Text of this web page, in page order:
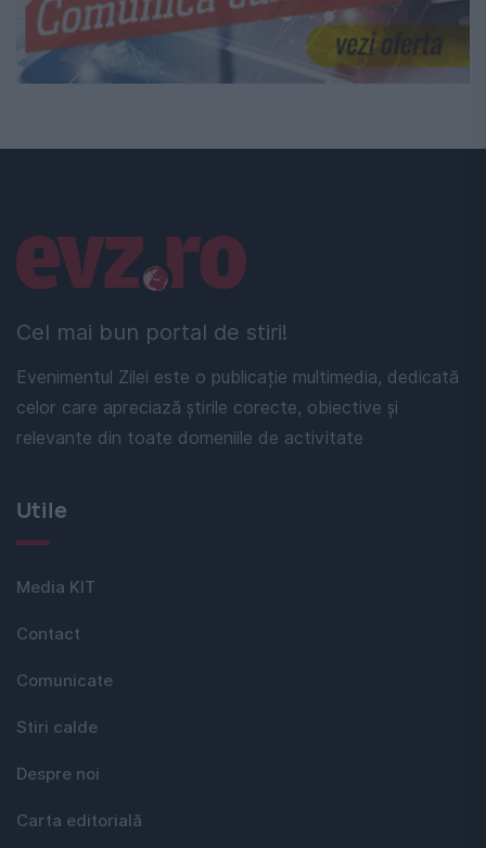
Cel mai bun portal de stiri!
Evenimentul Zilei este o publicație multimedia, dedicată
celor care apreciază știrile corecte, obiective și
relevante din toate domeniile de activitate
Linkuri utile
Utile
Media KIT
Contact
Comunicate
Stiri calde
Despre noi
Carta editorială